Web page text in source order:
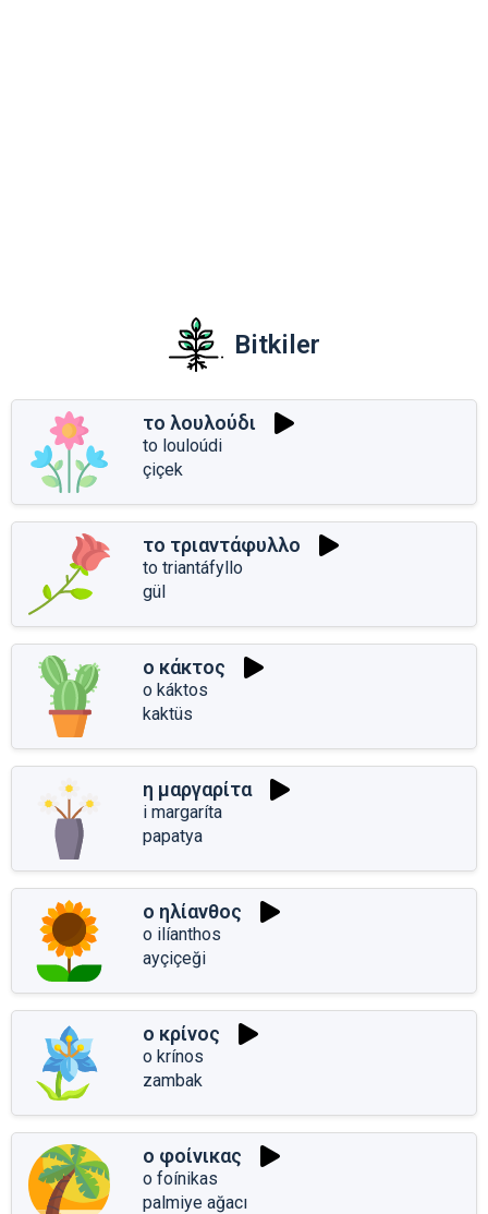
Bitkiler
το λουλούδι
to louloúdi
çiçek
το τριαντάφυλλο
to triantáfyllo
gül
ο κάκτος
o káktos
kaktüs
η μαργαρίτα
i margaríta
papatya
ο ηλίανθος
o ilíanthos
ayçiçeği
ο κρίνος
o krínos
zambak
ο φοίνικας
o foínikas
palmiye ağacı